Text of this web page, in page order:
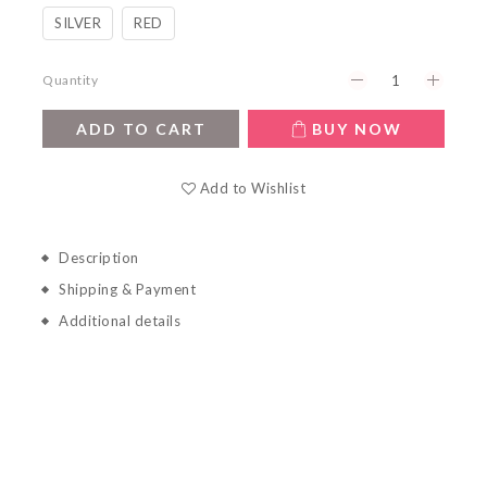
SILVER RED
Quantity
ADD TO CART BUY NOW
Add to Wishlist
Description
Shipping & Payment
Additional details